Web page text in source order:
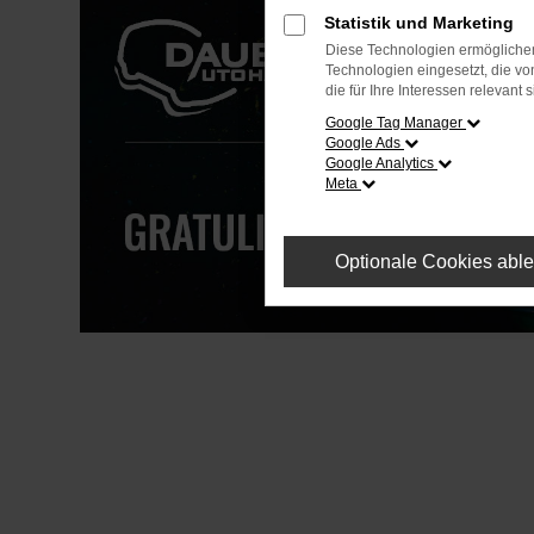
Statistik und Marketing
Diese Technologien
Technologien eingesetzt, die
die für Ihre Interessen relevant
Google Tag Manager
Google Ads
Google Analytics
Meta
Optionale Cookies